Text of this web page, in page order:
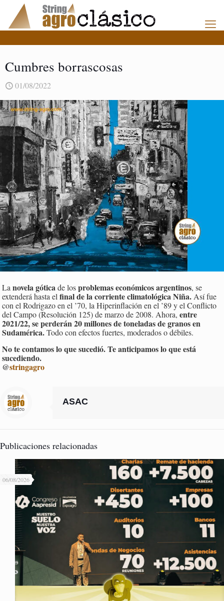
Cumbres borrascosas
01/08/2022
Lanovela góticade losproblemas económicos argentinos, se
extenderá hasta elfinal de la corriente climatológica Niña.Así fue
con el Rodrigazo en el ’70, la Hiperinflación en el ’89 y el Conflicto
del Campo (Resolución 125) de marzo de 2008. Ahora,entre
2021/22, se perderán 20 millones de toneladas de granos en
Sudamérica.Todo con efectos fuertes, moderados o débiles.
No te contamos lo que sucedió. Te anticipamos lo que está
sucediendo.
@stringagro
ASAC
Publicaciones relacionadas
06/08/2026